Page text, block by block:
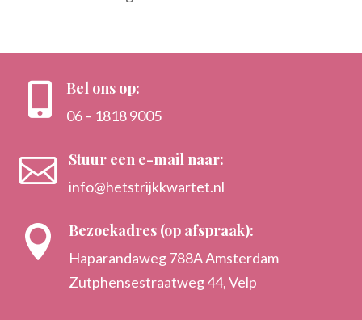
 Bel ons op:
06 – 1818 9005
 Stuur een e-mail naar:
info@hetstrijkkwartet.nl
 Bezoekadres (op afspraak):
Haparandaweg 788A Amsterdam
Zutphensestraatweg 44, Velp